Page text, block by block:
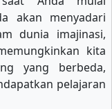
akan menyadari
dunia imajinasi,
kita
yang berbeda,
pelajaran